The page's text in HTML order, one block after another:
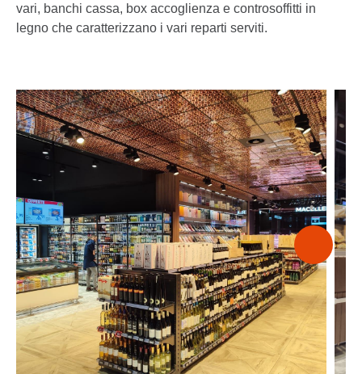
vari, banchi cassa, box accoglienza e controsoffitti in
legno che caratterizzano i vari reparti serviti.